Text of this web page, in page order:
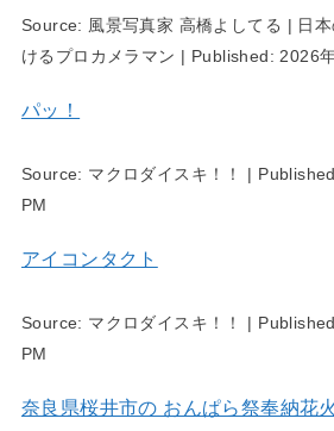
Source: 風景写真家 高橋よしてる | 日
けるプロカメラマン | Published: 2026
パッ！
Source: マクロダイスキ！！ |
PM
アイコンタクト
Source: マクロダイスキ！！ |
PM
奈良県桜井市の おんぱら祭奉納花